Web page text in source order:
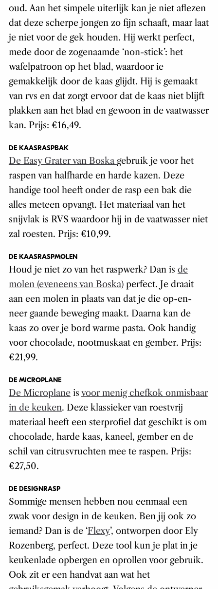
oud. Aan het simpele uiterlijk kan je niet aflezen
dat deze scherpe jongen zo fijn schaaft, maar laat
je niet voor de gek houden. Hij werkt perfect,
mede door de zogenaamde ‘non-stick’: het
wafelpatroon op het blad, waardoor ie
gemakkelijk door de kaas glijdt. Hij is gemaakt
van rvs en dat zorgt ervoor dat de kaas niet blijft
plakken aan het blad en gewoon in de vaatwasser
kan. Prijs: €16,49.
DE KAASRASPBAK
De Easy Grater van Boska gebruik je voor het
raspen van halfharde en harde kazen. Deze
handige tool heeft onder de rasp een bak die
alles meteen opvangt. Het materiaal van het
snijvlak is RVS waardoor hij in de vaatwasser niet
zal roesten. Prijs: €10,99.
DE KAASRASPMOLEN
Houd je niet zo van het raspwerk? Dan is de
molen (eveneens van Boska)perfect. Je draait
aan een molen in plaats van dat je die op-en-
neer gaande beweging maakt. Daarna kan de
kaas zo over je bord warme pasta. Ook handig
voor chocolade, nootmuskaat en gember. Prijs:
€21,99.
DE MICROPLANE
De Microplaneis voor menig chefkok onmisbaar
in de keuken. Deze klassieker van roestvrij
materiaal heeft een sterprofiel dat geschikt is om
chocolade, harde kaas, kaneel, gember en de
schil van citrusvruchten mee te raspen. Prijs:
€27,50.
DE DESIGNRASP
Sommige mensen hebben nou eenmaal een
zwak voor design in de keuken. Ben jij ook zo
iemand? Dan is de ‘Flexy’, ontworpen door Ely
Rozenberg, perfect. Deze tool kun je plat in je
keukenlade opbergen en oprollen voor gebruik.
Ook zit er een handvat aan wat het